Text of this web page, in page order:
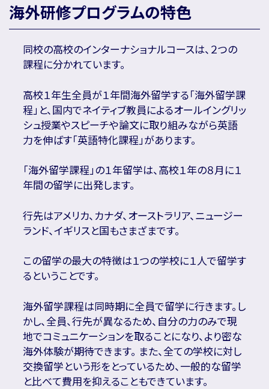
海外研修プログラムの特色
同校の高校のインターナショナルコースは、２つの
課程に分かれています。
高校１年生全員が１年間海外留学する「海外留学課
程」と、国内でネイティブ教員によるオールイングリッ
シュ授業やスピーチや論文に取り組みながら英語
力を伸ばす「英語特化課程」があります。
「海外留学課程」の１年留学は、高校１年の８月に１
年間の留学に出発します。
行先はアメリカ、カナダ、オーストラリア、ニュージー
ランド、イギリスと国もさまざまです。
この留学の最大の特徴は１つの学校に１人で留学す
るということです。
海外留学課程は同時期に全員で留学に行きます。し
かし、全員、行先が異なるため、自分の力のみで現
地でコミュニケーションを取ることになり、より密な
海外体験が期待できます。 また、全ての学校に対し
交換留学という形をとっているため、一般的な留学
と比べて費用を抑えることもできています。